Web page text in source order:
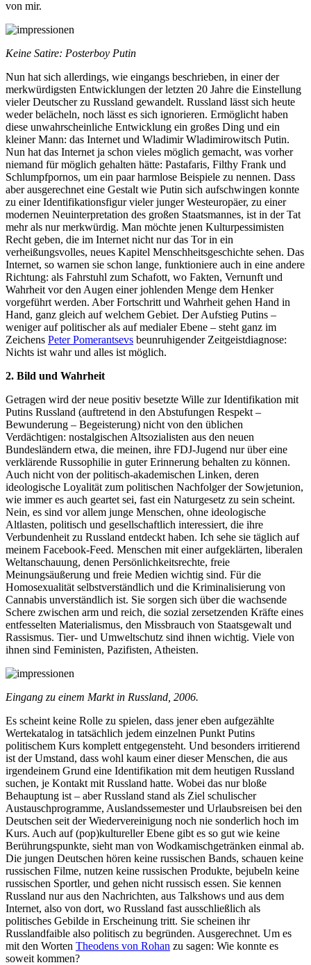
von mir.
Keine Satire: Posterboy Putin
Nun hat sich allerdings, wie eingangs beschrieben, in einer der
merkwürdigsten Entwicklungen der letzten 20 Jahre die Einstellung
vieler Deutscher zu Russland gewandelt. Russland lässt sich heute
weder belächeln, noch lässt es sich ignorieren. Ermöglicht haben
diese unwahrscheinliche Entwicklung ein großes Ding und ein
kleiner Mann: das Internet und Wladimir Wladimirowitsch Putin.
Nun hat das Internet ja schon vieles möglich gemacht, was vorher
niemand für möglich gehalten hätte: Pastafaris, Filthy Frank und
Schlumpfpornos, um ein paar harmlose Beispiele zu nennen. Dass
aber ausgerechnet eine Gestalt wie Putin sich aufschwingen konnte
zu einer Identifikationsfigur vieler junger Westeuropäer, zu einer
modernen Neuinterpretation des großen Staatsmannes, ist in der Tat
mehr als nur merkwürdig. Man möchte jenen Kulturpessimisten
Recht geben, die im Internet nicht nur das Tor in ein
verheißungsvolles, neues Kapitel Menschheitsgeschichte sehen. Das
Internet, so warnen sie schon lange, funktioniere auch in eine andere
Richtung: als Fahrstuhl zum Schafott, wo Fakten, Vernunft und
Wahrheit vor den Augen einer johlenden Menge dem Henker
vorgeführt werden. Aber Fortschritt und Wahrheit gehen Hand in
Hand, ganz gleich auf welchem Gebiet. Der Aufstieg Putins –
weniger auf politischer als auf medialer Ebene – steht ganz im
Zeichens Peter Pomerantsevs beunruhigender Zeitgeistdiagnose:
Nichts ist wahr und alles ist möglich.
2. Bild und Wahrheit
Getragen wird der neue positiv besetzte Wille zur Identifikation mit
Putins Russland (auftretend in den Abstufungen Respekt –
Bewunderung – Begeisterung) nicht von den üblichen
Verdächtigen: nostalgischen Altsozialisten aus den neuen
Bundesländern etwa, die meinen, ihre FDJ-Jugend nur über eine
verklärende Russophilie in guter Erinnerung behalten zu können.
Auch nicht von der politisch-akademischen Linken, deren
ideologische Loyalität zum politischen Nachfolger der Sowjetunion,
wie immer es auch geartet sei, fast ein Naturgesetz zu sein scheint.
Nein, es sind vor allem junge Menschen, ohne ideologische
Altlasten, politisch und gesellschaftlich interessiert, die ihre
Verbundenheit zu Russland entdeckt haben. Ich sehe sie täglich auf
meinem Facebook-Feed. Menschen mit einer aufgeklärten, liberalen
Weltanschauung, denen Persönlichkeitsrechte, freie
Meinungsäußerung und freie Medien wichtig sind. Für die
Homosexualität selbstverständlich und die Kriminalisierung von
Cannabis unverständlich ist. Sie sorgen sich über die wachsende
Schere zwischen arm und reich, die sozial zersetzenden Kräfte eines
entfesselten Materialismus, den Missbrauch von Staatsgewalt und
Rassismus. Tier- und Umweltschutz sind ihnen wichtig. Viele von
ihnen sind Feministen, Pazifisten, Atheisten.
Eingang zu einem Markt in Russland, 2006.
Es scheint keine Rolle zu spielen, dass jener eben aufgezählte
Wertekatalog in tatsächlich jedem einzelnen Punkt Putins
politischem Kurs komplett entgegensteht. Und besonders irritierend
ist der Umstand, dass wohl kaum einer dieser Menschen, die aus
irgendeinem Grund eine Identifikation mit dem heutigen Russland
suchen, je Kontakt mit Russland hatte. Wobei das nur bloße
Behauptung ist – aber Russland stand als Ziel schulischer
Austauschprogramme, Auslandssemester und Urlaubsreisen bei den
Deutschen seit der Wiedervereinigung noch nie sonderlich hoch im
Kurs. Auch auf (pop)kultureller Ebene gibt es so gut wie keine
Berührungspunkte, sieht man von Wodkamischgetränken einmal ab.
Die jungen Deutschen hören keine russischen Bands, schauen keine
russischen Filme, nutzen keine russischen Produkte, bejubeln keine
russischen Sportler, und gehen nicht russisch essen. Sie kennen
Russland nur aus den Nachrichten, aus Talkshows und aus dem
Internet, also von dort, wo Russland fast ausschließlich als
politisches Gebilde in Erscheinung tritt. Sie scheinen ihr
Russlandfaible also politisch zu begründen. Ausgerechnet. Um es
mit den Worten Theodens von Rohan zu sagen: Wie konnte es
soweit kommen?